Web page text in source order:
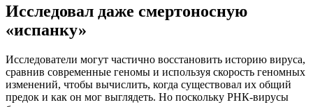
Исследовал даже смертоносную
«испанку»
Исследователи могут частично восстановить историю вируса,
сравнив современные геномы и используя скорость геномных
изменений, чтобы вычислить, когда существовал их общий
предок и как он мог выглядеть. Но поскольку РНК-вирусы